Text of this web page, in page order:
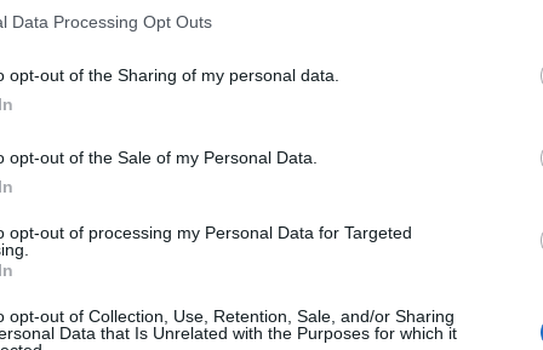
Data Processing Opt Outs
opt-out of the Sharing of my personal data.
opt-out of the Sale of my Personal Data.
opt-out of processing my Personal Data for Targeted
opt-out of Collection, Use, Retention, Sale, and/or Sharing
Data that Is Unrelated with the Purposes for which it
turnézik. Ezt is figyelembe kellene vennünk. De a
lennénk megoldani.
egészségi állapota. A gitáros őszintén beszélt
a We Are The Fallen műsorát, és még
a kezeit érintő súlyos degeneratív ízületi
megnehezíti a gitározást.